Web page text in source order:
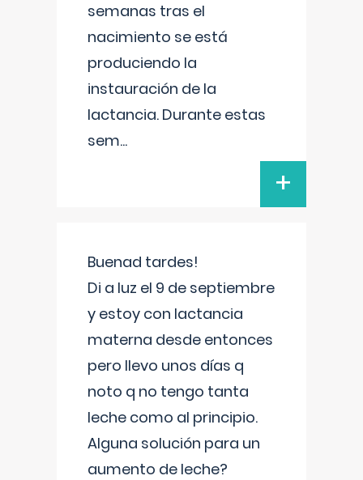
semanas tras el
nacimiento se está
produciendo la
instauración de la
lactancia. Durante estas
sem...
+
Buenad tardes!
Di a luz el 9 de septiembre
y estoy con lactancia
materna desde entonces
pero llevo unos días q
noto q no tengo tanta
leche como al principio.
Alguna solución para un
aumento de leche?